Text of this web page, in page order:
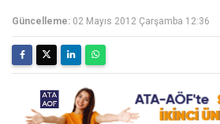
Güncelleme: 02 Mayıs 2012 Çarşamba 12:36